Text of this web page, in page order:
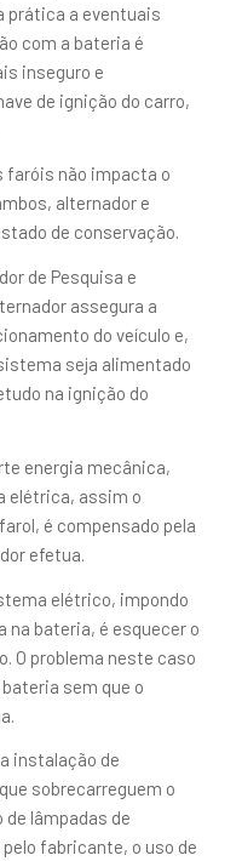
prática a eventuais
com a bateria é
inseguro e
de ignição do carro,
faróis não impacta o
alternador e
de conservação.
de Pesquisa e
assegura a
do veículo e,
seja alimentado
na ignição do
energia mecânica,
elétrica, assim o
é compensado pela
efetua.
elétrico, impondo
na bateria, é esquecer o
O problema neste caso
sem que o
instalação de
sobrecarreguem o
lâmpadas de
fabricante, o uso de